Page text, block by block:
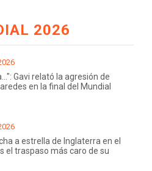
2026
Gavi relató la agresión de
en la final del Mundial
a estrella de Inglaterra en el
el traspaso más caro de su